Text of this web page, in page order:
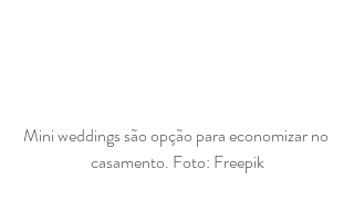
Mini weddings são opção para economizar no
casamento. Foto: Freepik